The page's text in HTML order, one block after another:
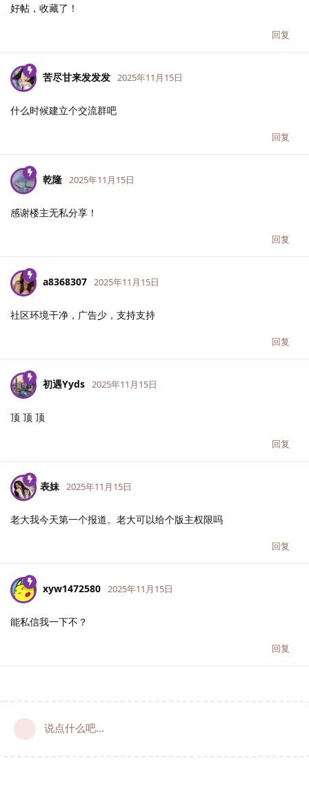
好帖，收藏了！
回复
苦尽甘来发发发 2025年11月15日
什么时候建立个交流群吧
回复
乾隆 2025年11月15日
感谢楼主无私分享！
回复
a8368307 2025年11月15日
社区环境干净，广告少，支持支持
回复
初遇Yyds 2025年11月15日
顶 顶 顶
回复
表妹 2025年11月15日
老大我今天第一个报道。老大可以给个版主权限吗
回复
xyw1472580 2025年11月15日
能私信我一下不？
回复
说点什么吧...